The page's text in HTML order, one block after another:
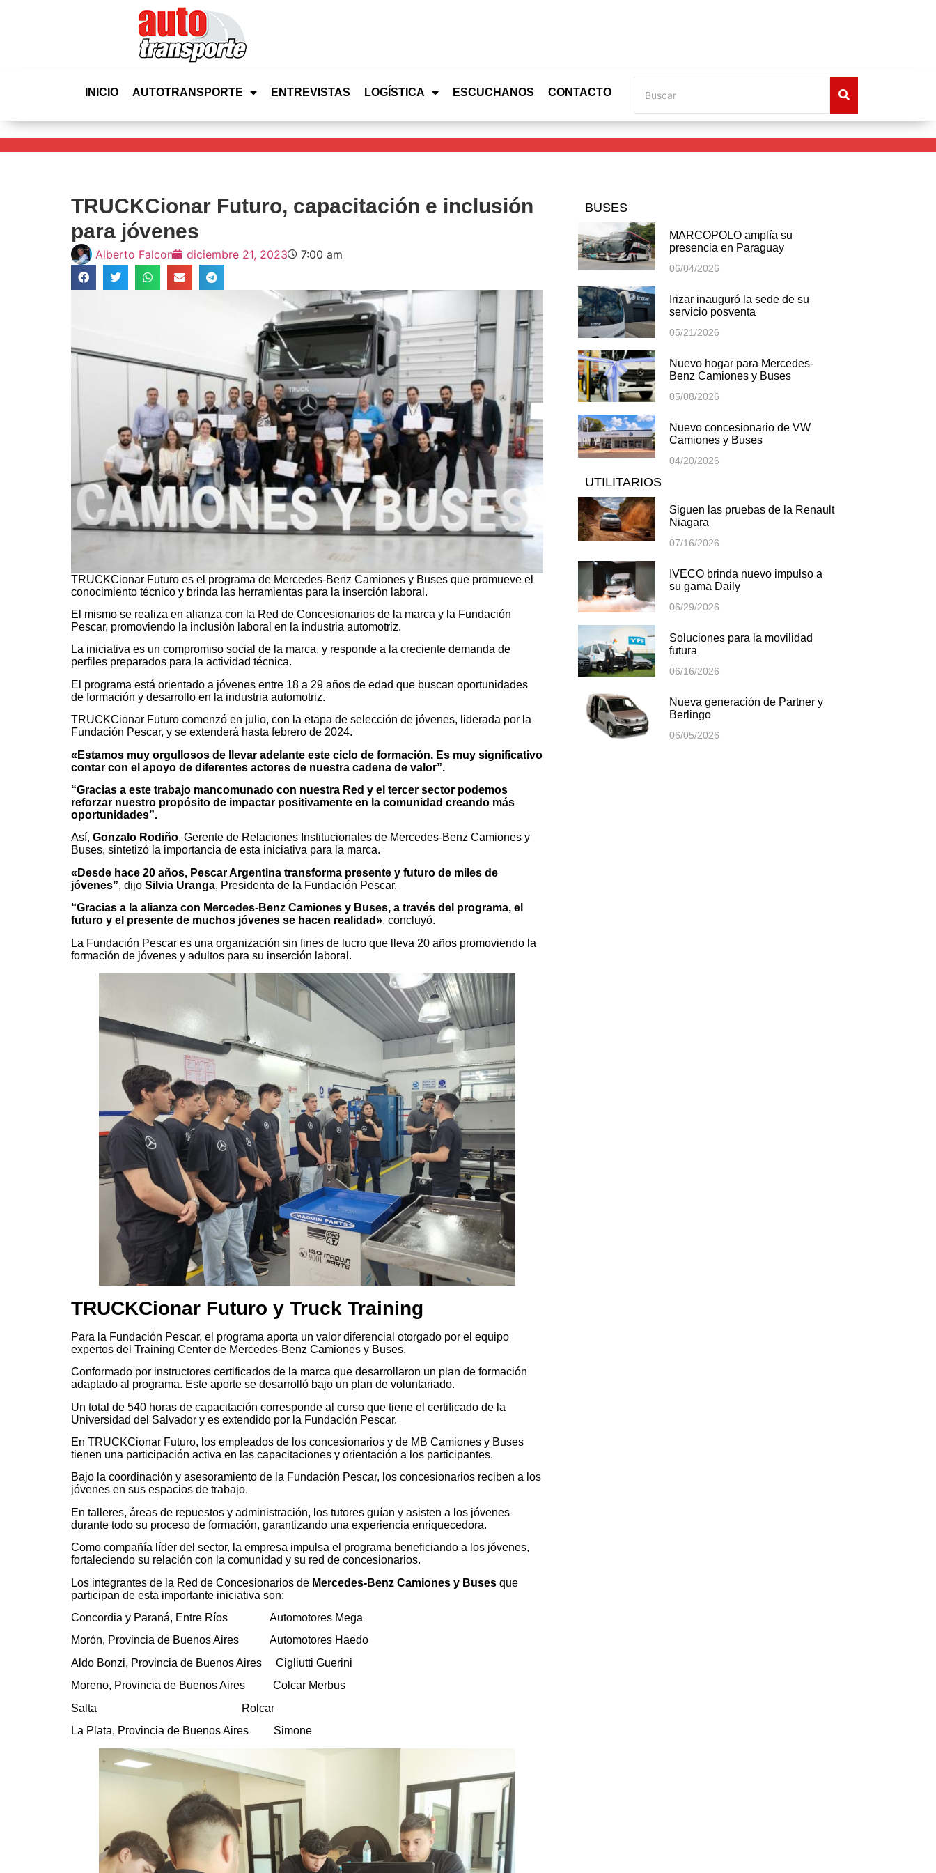
INICIO AUTOTRANSPORTE ENTREVISTAS LOGÍSTICA ESCUCHANOS CONTACTO
TRUCKCionar Futuro, capacitación e inclusión
para jóvenes
Alberto Falcon diciembre 21, 2023 7:00 am
TRUCKCionar Futuro es el programa de Mercedes-Benz Camiones y Buses que promueve el
conocimiento técnico y brinda las herramientas para la inserción laboral.
El mismo se realiza en alianza con la Red de Concesionarios de la marca y la Fundación
Pescar, promoviendo la inclusión laboral en la industria automotriz.
La iniciativa es un compromiso social de la marca, y responde a la creciente demanda de
perfiles preparados para la actividad técnica.
El programa está orientado a jóvenes entre 18 a 29 años de edad que buscan oportunidades
de formación y desarrollo en la industria automotriz.
TRUCKCionar Futuro comenzó en julio, con la etapa de selección de jóvenes, liderada por la
Fundación Pescar, y se extenderá hasta febrero de 2024.
«Estamos muy orgullosos de llevar adelante este ciclo de formación. Es muy significativo
contar con el apoyo de diferentes actores de nuestra cadena de valor”.
“Gracias a este trabajo mancomunado con nuestra Red y el tercer sector podemos
reforzar nuestro propósito de impactar positivamente en la comunidad creando más
oportunidades”.
Así, Gonzalo Rodiño, Gerente de Relaciones Institucionales de Mercedes-Benz Camiones y
Buses, sintetizó la importancia de esta iniciativa para la marca.
«Desde hace 20 años, Pescar Argentina transforma presente y futuro de miles de
jóvenes”, dijo Silvia Uranga, Presidenta de la Fundación Pescar.
“Gracias a la alianza con Mercedes-Benz Camiones y Buses, a través del programa, el
futuro y el presente de muchos jóvenes se hacen realidad», concluyó.
La Fundación Pescar es una organización sin fines de lucro que lleva 20 años promoviendo la
formación de jóvenes y adultos para su inserción laboral.
TRUCKCionar Futuro y Truck Training
Para la Fundación Pescar, el programa aporta un valor diferencial otorgado por el equipo
expertos del Training Center de Mercedes-Benz Camiones y Buses.
Conformado por instructores certificados de la marca que desarrollaron un plan de formación
adaptado al programa. Este aporte se desarrolló bajo un plan de voluntariado.
Un total de 540 horas de capacitación corresponde al curso que tiene el certificado de la
Universidad del Salvador y es extendido por la Fundación Pescar.
En TRUCKCionar Futuro, los empleados de los concesionarios y de MB Camiones y Buses
tienen una participación activa en las capacitaciones y orientación a los participantes.
Bajo la coordinación y asesoramiento de la Fundación Pescar, los concesionarios reciben a los
jóvenes en sus espacios de trabajo.
En talleres, áreas de repuestos y administración, los tutores guían y asisten a los jóvenes
durante todo su proceso de formación, garantizando una experiencia enriquecedora.
Como compañía líder del sector, la empresa impulsa el programa beneficiando a los jóvenes,
fortaleciendo su relación con la comunidad y su red de concesionarios.
Los integrantes de la Red de Concesionarios de Mercedes-Benz Camiones y Buses que
participan de esta importante iniciativa son:
Concordia y Paraná, Entre Ríos Automotores Mega
Morón, Provincia de Buenos Aires Automotores Haedo
Aldo Bonzi, Provincia de Buenos Aires Cigliutti Guerini
Moreno, Provincia de Buenos Aires Colcar Merbus
Salta Rolcar
La Plata, Provincia de Buenos Aires Simone
BUSES
MARCOPOLO amplía su
presencia en Paraguay
06/04/2026
Irizar inauguró la sede de su
servicio posventa
05/21/2026
Nuevo hogar para Mercedes-
Benz Camiones y Buses
05/08/2026
Nuevo concesionario de VW
Camiones y Buses
04/20/2026
UTILITARIOS
Siguen las pruebas de la Renault
Niagara
07/16/2026
IVECO brinda nuevo impulso a
su gama Daily
06/29/2026
Soluciones para la movilidad
futura
06/16/2026
Nueva generación de Partner y
Berlingo
06/05/2026